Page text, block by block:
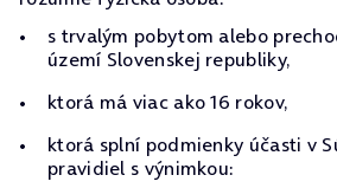
s trvalým pobytom alebo
území Slovenskej republiky,
ktorá má viac ako 16 rokov,
ktorá splní podmienky účasti v
pravidiel s výnimkou: